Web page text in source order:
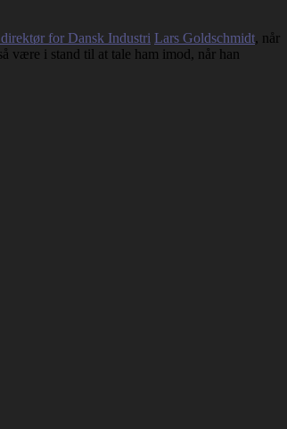
for Dansk Industri Lars Goldschmidt, når
være i stand til at tale ham imod, når han